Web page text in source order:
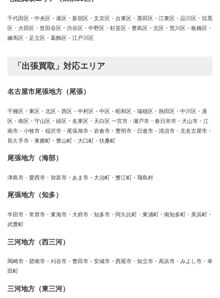
千代田区・中央区・港区・新宿区・文京区・台東区・墨田区・江東区・品川区・目黒
区・大田区・世田谷区・渋谷区・中野区・杉並区・豊島区・北区・荒川区・板橋区・
練馬区・足立区・葛飾区・江戸川区
「出張買取」対応エリア
名古屋市尾張地方（尾張）
千種区・東区・北区・西区・中村区・中区・昭和区・瑞穂区・熱田区・中川区・港
区・南区・守山区・緑区・名東区・天白区 一宮市・瀬戸市・春日井市・犬山市・江
南市・小牧市・稲沢市・尾張旭市・岩倉市・豊明市・日進市・清須市・北名古屋市・
長久手市・東郷町・豊山町・大口町・扶桑町
尾張地方（海部）
津島市・愛西市・弥富市・あま市・大治町・蟹江町・飛島村
尾張地方（知多）
半田市・常滑市・東海市・大府市・知多市・阿久比町・東浦町・南知多町・美浜町・
武豊町
三河地方（西三河）
岡崎市・碧南市・刈谷市・豊田市・安城市・西尾市・知立市・高浜市・みよし市・幸
田町
三河地方（東三河）